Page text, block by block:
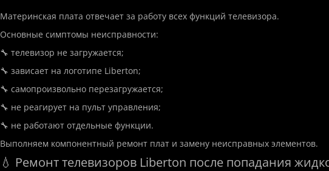
Материнская плата отвечает за работу всех функций телевизора.
Основные симптомы неисправности:
🔧 телевизор не загружается;
🔧 зависает на логотипе Liberton;
🔧 самопроизвольно перезагружается;
🔧 не реагирует на пульт управления;
🔧 не работают отдельные функции.
Выполняем компонентный ремонт плат и замену неисправных элементов.
💧 Ремонт телевизоров Liberton после попадания